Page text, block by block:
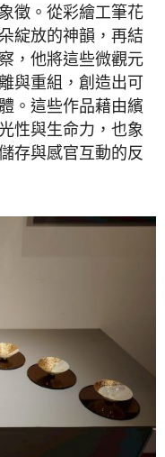
徵。從彩繪工筆花
綻放的神韻，再結
，他將這些微觀元
與重組，創造出可
。這些作品藉由繽
性與生命力，也象
存與感官互動的反